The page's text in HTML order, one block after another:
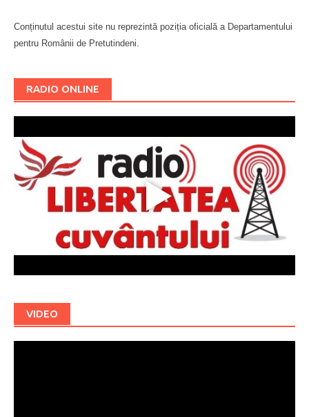
Conținutul acestui site nu reprezintă poziția oficială a Departamentului
pentru Românii de Pretutindeni.
RADIO ONLINE
VIDEO